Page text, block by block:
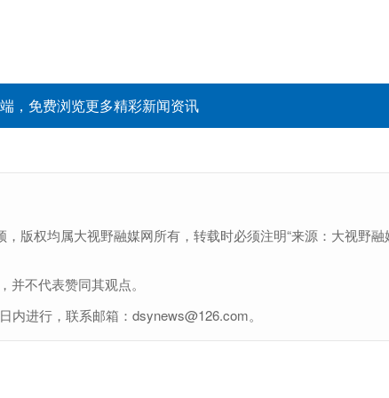
，免费浏览更多精彩新闻资讯
版权均属大视野融媒网所有，转载时必须注明“来源：大视野融
不代表赞同其观点。
进行，联系邮箱：dsynews@126.com。